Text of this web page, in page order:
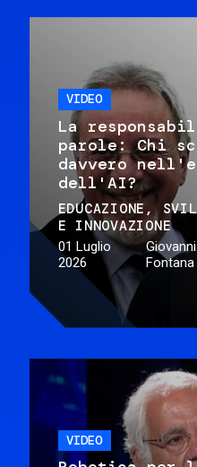
VIDEO
La
parole: Chi
davvero
dell'AI?
EDUCAZIONE
E INNOVAZIONE
01 Luglio
2026
Fontana
VIDEO